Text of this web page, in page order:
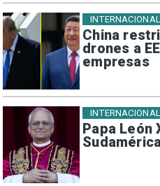
China
drones a
empresas
INTERNACIONAL
Papa León
Sudamérica
INTERNACIONAL